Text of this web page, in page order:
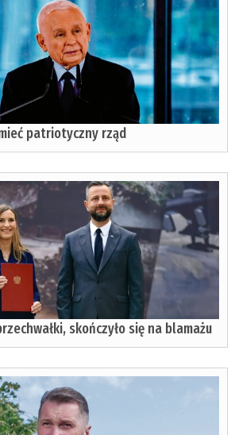
patriotyczny rząd
skończyło się na blamażu